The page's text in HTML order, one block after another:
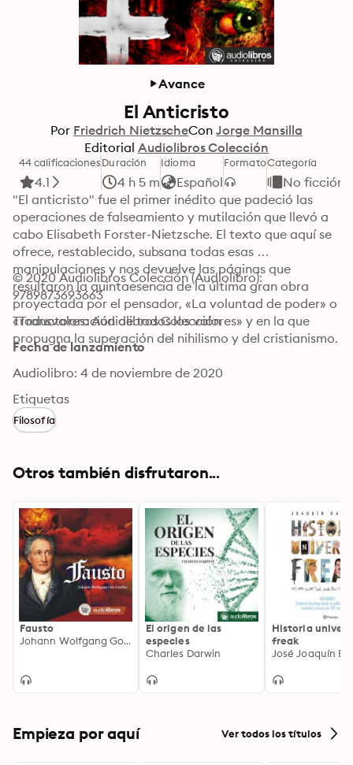
Avance
El Anticristo
Por Friedrich NietzscheCon Jorge Mansilla
Editorial Audiolibros Colección
44 calificaciones
4.1
Duración
4 h 5 m
Idioma
Español
FormatoCategoría
No ficción
"El anticristo" fue el primer inédito que padeció las
operaciones de falseamiento y mutilación que llevó a
cabo Elisabeth Forster-Nietzsche. El texto que aquí se
ofrece, restablecido, subsana todas esas
manipulaciones y nos devuelve las páginas que
resultaron la quintaesencia de la última gran obra
proyectada por el pensador, «La voluntad de poder» o
«Transvaloración de todos los valores» y en la que
propugna la superación del nihilismo y del cristianismo.
© 2020 Audiolibros Colección (Audiolibro):
9789873693663
Traductores: Audiolibros Colección
Fecha de lanzamiento
Audiolibro: 4 de noviembre de 2020
Etiquetas
Filosofía
Otros también disfrutaron...
Fausto
Johann Wolfgang Goethe
El origen de las
especies
Charles Darwin
Historia
freak
José Joaquín
Empieza por aquí Ver todos los títulos